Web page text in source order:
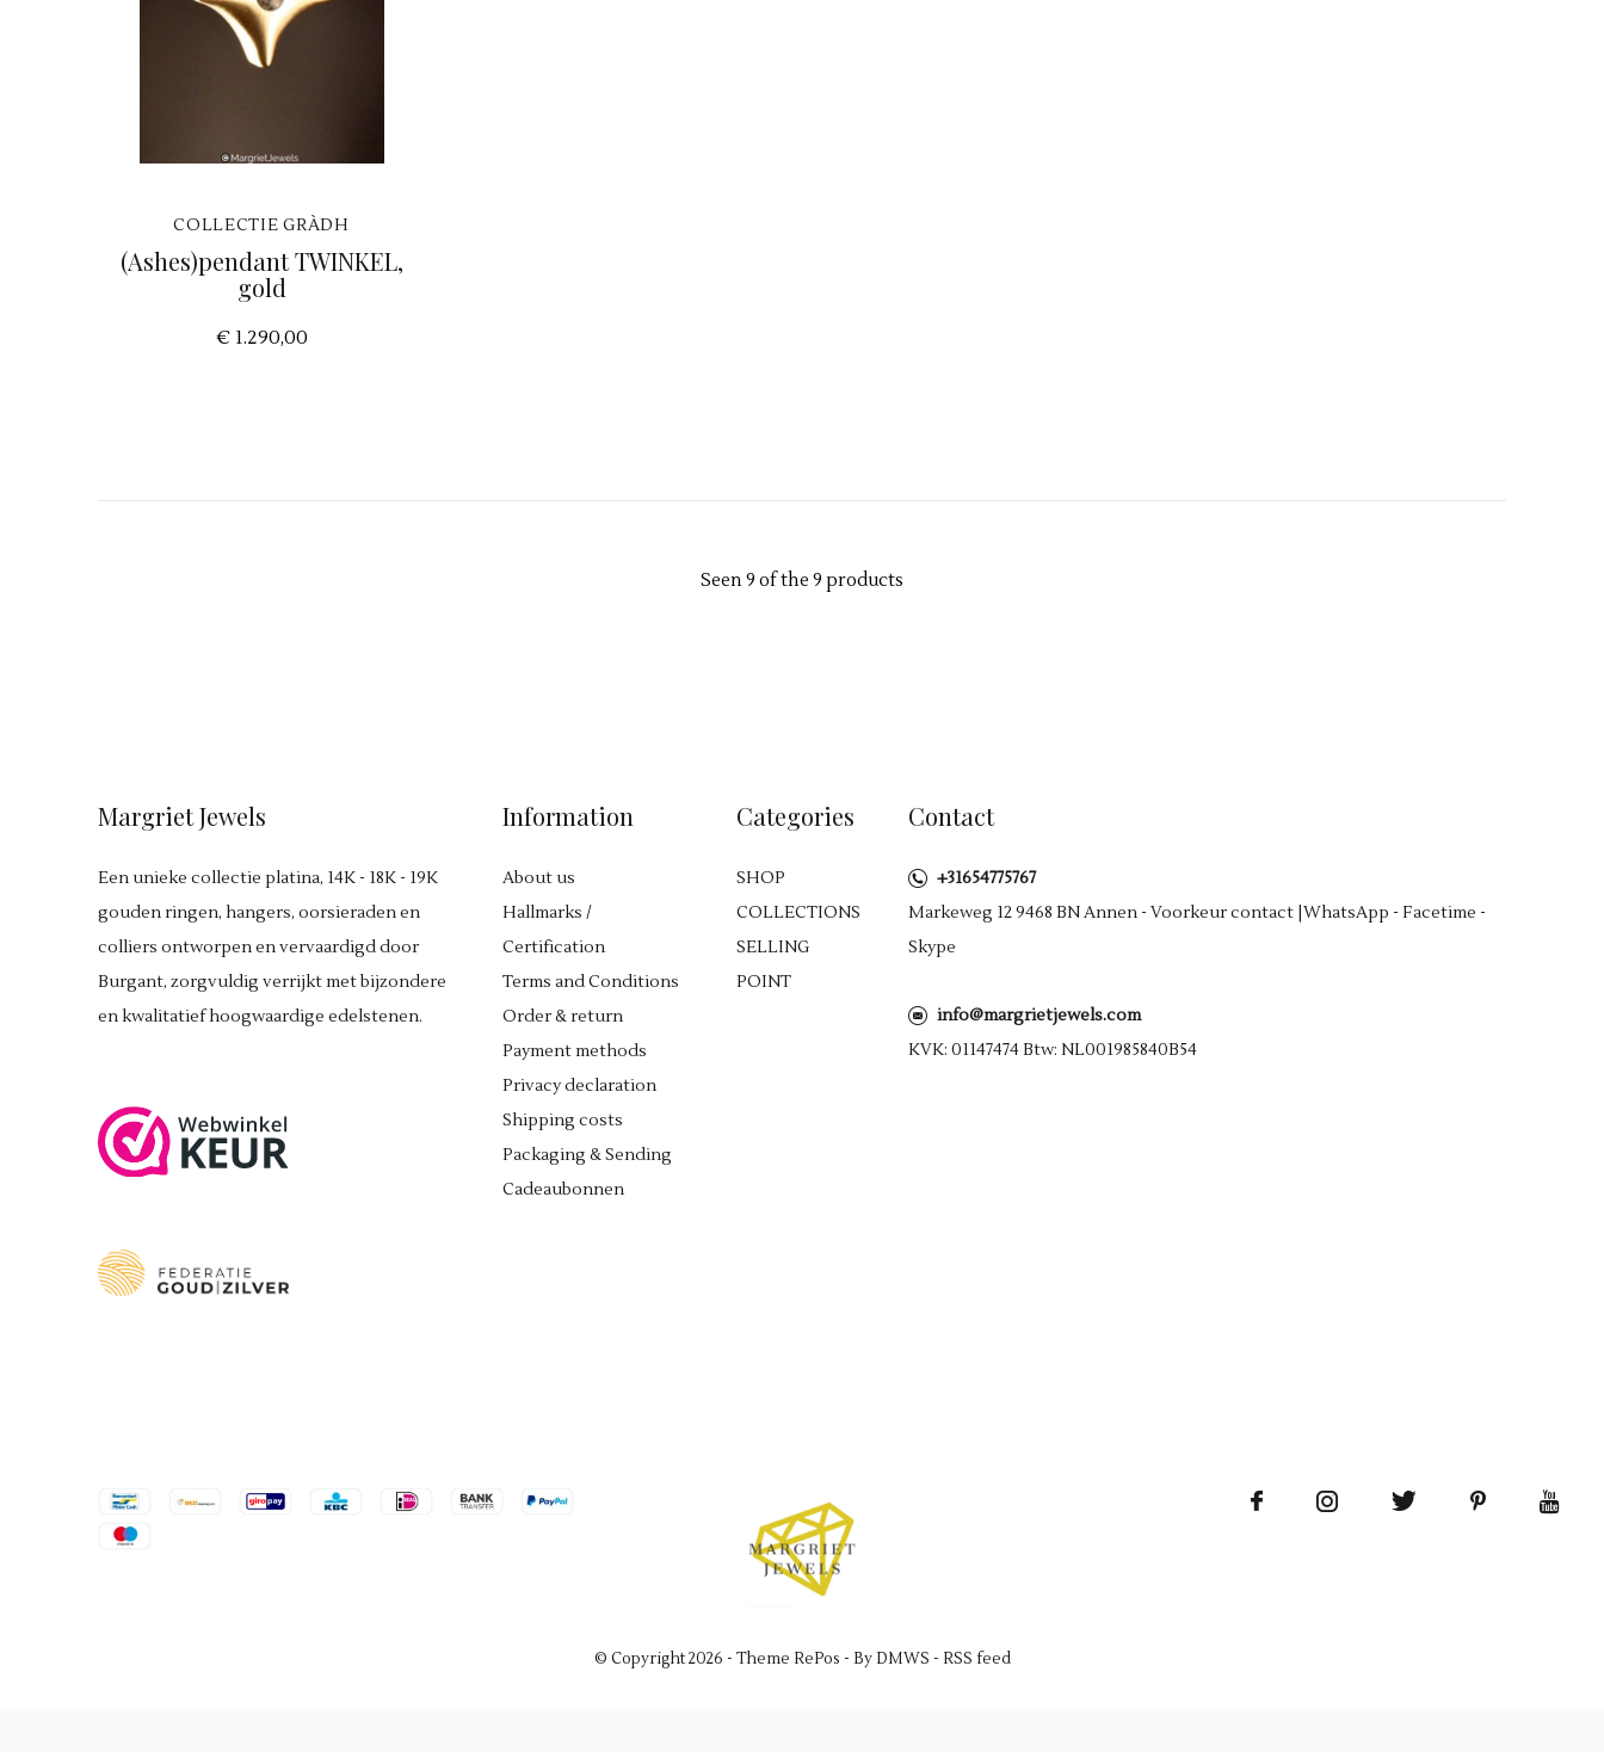
COLLECTIE GRÀDH
(Ashes)pendant TWINKEL,
gold
€ 1.290,00
Seen 9 of the 9 products
Margriet Jewels
Een unieke collectie platina, 14K - 18K - 19K
gouden ringen, hangers, oorsieraden en
colliers ontworpen en vervaardigd door
Burgant, zorgvuldig verrijkt met bijzondere
en kwalitatief hoogwaardige edelstenen.
Information
About us
Hallmarks /
Certification
Terms and Conditions
Order & return
Payment methods
Privacy declaration
Shipping costs
Packaging & Sending
Cadeaubonnen
Categories
SHOP
COLLECTIONS
SELLING
POINT
Contact
+31654775767
Markeweg 12 9468 BN Annen - Voorkeur contact |WhatsApp - Facetime -
Skype
info@margrietjewels.com
KVK: 01147474 Btw: NL001985840B54
© Copyright2026 - Theme RePos - By DMWS - RSS feed